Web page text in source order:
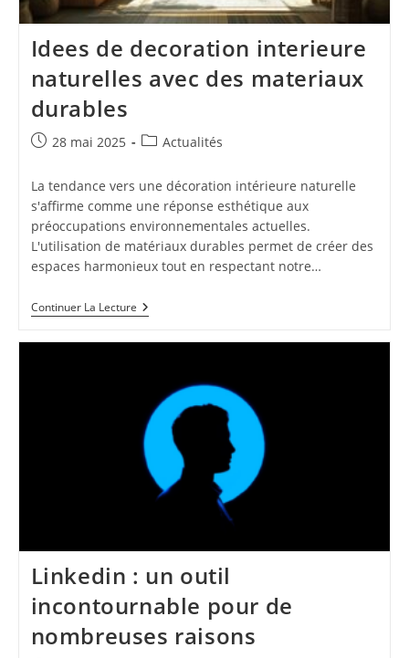
Idees de decoration interieure
naturelles avec des materiaux
durables
Publication
28 mai 2025
PostActualités
La tendance vers une décoration intérieure naturelle
s'affirme comme une réponse esthétique aux
préoccupations environnementales actuelles.
L'utilisation de matériaux durables permet de créer des
espaces harmonieux tout en respectant notre…
Continuer La LectureIdees
De
Materiaux
Durables
Linkedin : un outil
incontournable pour de
nombreuses raisons